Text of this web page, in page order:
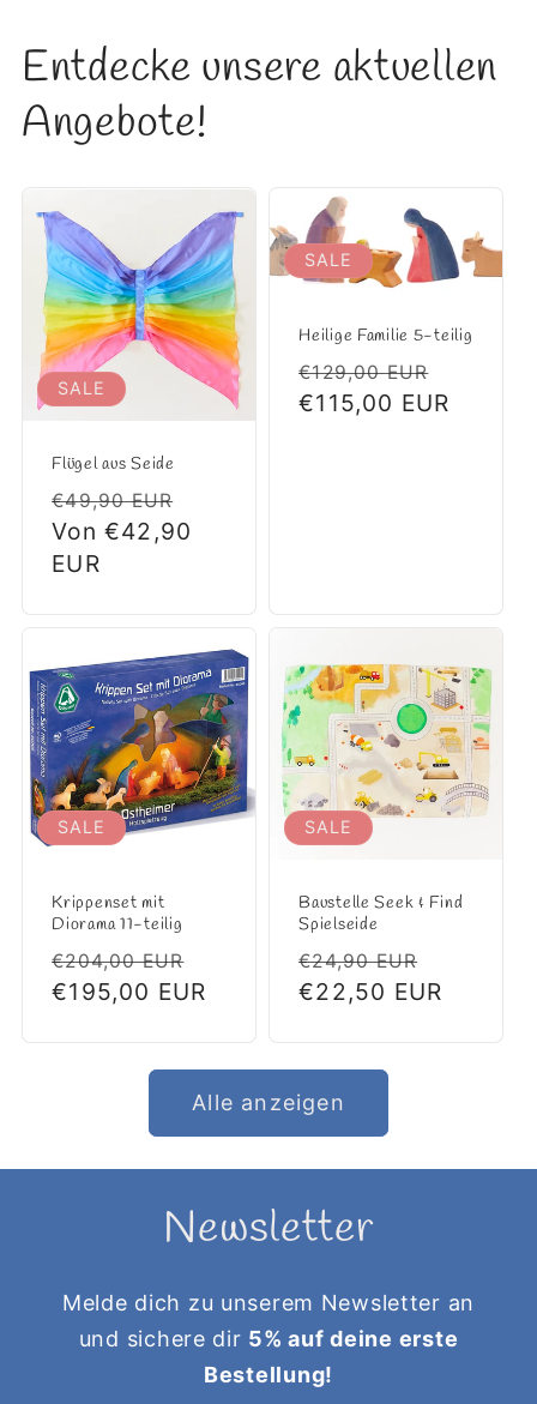
Entdecke unsere aktuellen
Angebote!
SALE
Flügel aus Seide
Normaler
Preis
€49,90 EUR
Von €42,90
EUR
SALE
Heilige Familie 5-teilig
Normaler
Preis
€129,00 EUR
€115,00 EUR
SALE
Krippenset mit
Diorama 11-teilig
Normaler
Preis
€204,00 EUR
Verkaufspreis
€195,00 EUR
SALE
Baustelle Seek & Find
Spielseide
Normaler
Preis
€24,90 EUR
€22,50 EUR
Alle anzeigen
Newsletter
Melde dich zu unserem Newsletter an
und sichere dir 5% auf deine erste
Bestellung!